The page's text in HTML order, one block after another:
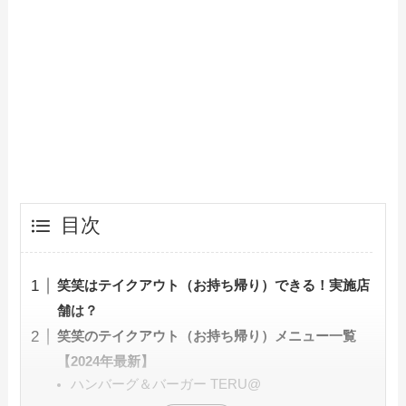
方法やクーポン情報も解説
目次
笑笑はテイクアウト（お持ち帰り）できる！実施店
舗は？
笑笑のテイクアウト（お持ち帰り）メニュー一覧
【2024年最新】
ハンバーグ＆バーガー TERU@